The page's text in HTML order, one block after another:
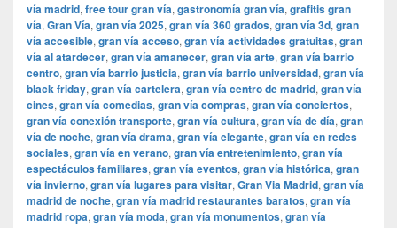
vía madrid, free tour gran vía, gastronomía gran vía, grafitis gran
vía, Gran Vía, gran vía 2025, gran vía 360 grados, gran vía 3d, gran
vía accesible, gran vía acceso, gran vía actividades gratuitas, gran
vía al atardecer, gran vía amanecer, gran vía arte, gran vía barrio
centro, gran vía barrio justicia, gran vía barrio universidad, gran vía
black friday, gran vía cartelera, gran vía centro de madrid, gran vía
cines, gran vía comedias, gran vía compras, gran vía conciertos,
gran vía conexión transporte, gran vía cultura, gran vía de día, gran
vía de noche, gran vía drama, gran vía elegante, gran vía en redes
sociales, gran vía en verano, gran vía entretenimiento, gran vía
espectáculos familiares, gran vía eventos, gran vía histórica, gran
vía invierno, gran vía lugares para visitar, ​​Gran Via Madrid, gran vía
madrid de noche, gran vía madrid restaurantes baratos, gran vía
madrid ropa, gran vía moda, gran vía monumentos, gran vía